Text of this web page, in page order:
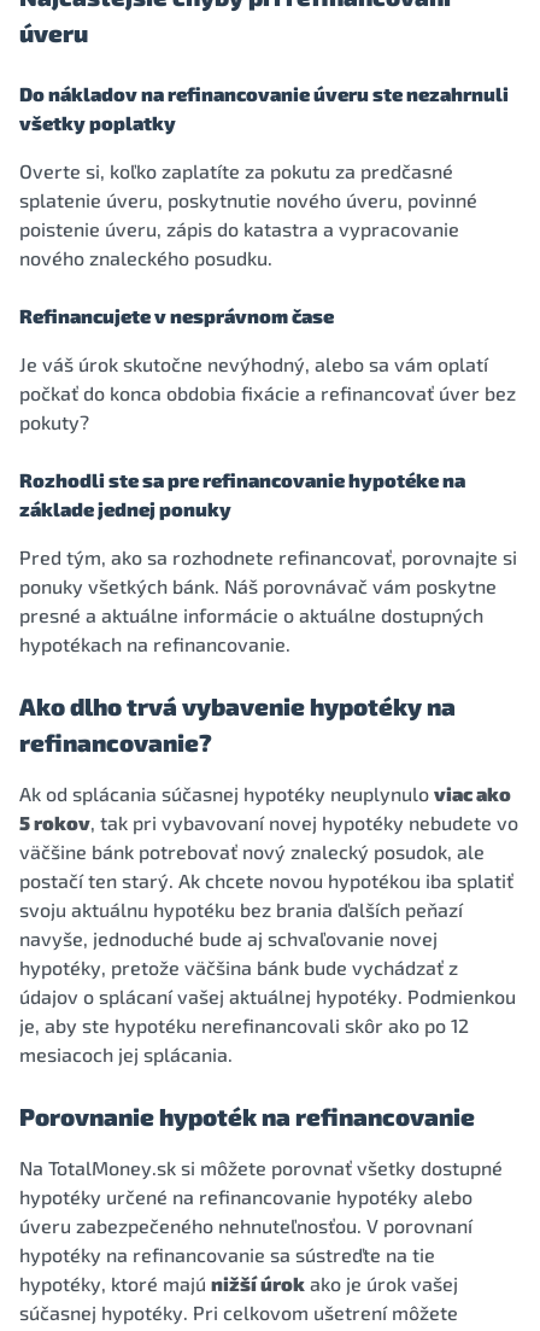
úveru
Do nákladov na refinancovanie úveru ste nezahrnuli
všetky poplatky
Overte si, koľko zaplatíte za pokutu za predčasné
splatenie úveru, poskytnutie nového úveru, povinné
poistenie úveru, zápis do katastra a vypracovanie
nového znaleckého posudku.
Refinancujete v nesprávnom čase
Je váš úrok skutočne nevýhodný, alebo sa vám oplatí
počkať do konca obdobia fixácie a refinancovať úver bez
pokuty?
Rozhodli ste sa pre refinancovanie hypotéke na
základe jednej ponuky
Pred tým, ako sa rozhodnete refinancovať, porovnajte si
ponuky všetkých bánk. Náš porovnávač vám poskytne
presné a aktuálne informácie o aktuálne dostupných
hypotékach na refinancovanie.
Ako dlho trvá vybavenie hypotéky na
refinancovanie?
Ak od splácania súčasnej hypotéky neuplynulo viac ako
5 rokov, tak pri vybavovaní novej hypotéky nebudete vo
väčšine bánk potrebovať nový znalecký posudok, ale
postačí ten starý. Ak chcete novou hypotékou iba splatiť
svoju aktuálnu hypotéku bez brania ďalších peňazí
navyše, jednoduché bude aj schvaľovanie novej
hypotéky, pretože väčšina bánk bude vychádzať z
údajov o splácaní vašej aktuálnej hypotéky. Podmienkou
je, aby ste hypotéku nerefinancovali skôr ako po 12
mesiacoch jej splácania.
Porovnanie hypoték na refinancovanie
Na TotalMoney.sk si môžete porovnať všetky dostupné
hypotéky určené na refinancovanie hypotéky alebo
úveru zabezpečeného nehnuteľnosťou. V porovnaní
hypotéky na refinancovanie sa sústreďte na tie
hypotéky, ktoré majú nižší úrok ako je úrok vašej
súčasnej hypotéky. Pri celkovom ušetrení môžete